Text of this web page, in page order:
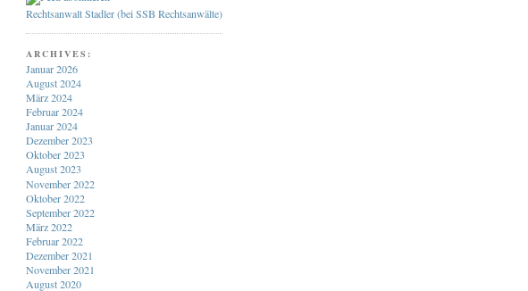
Rechtsanwalt Stadler (bei SSB Rechtsanwälte)
ARCHIVES:
Januar 2026
August 2024
März 2024
Februar 2024
Januar 2024
Dezember 2023
Oktober 2023
August 2023
November 2022
Oktober 2022
September 2022
März 2022
Februar 2022
Dezember 2021
November 2021
August 2020